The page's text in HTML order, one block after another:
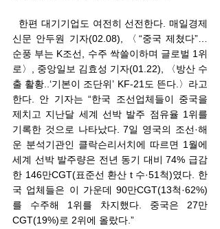
한편 대기기업도 여전히 선전한다. 매일경제
신문 안두원 기자(02.08), 〈“중국 제쳤다”…
순풍 부는 K조선, 수주 싹쓸이하며 글로벌 1위
로〉, 중앙일보 김효성 기자(01.22), 〈방산 수
출 활황..‘기본이 조단위’ KF-21도 뜬다.〉라고
한다. 안 기자는 “한국 조선업체들이 중국을
제치고 지난달 세계 선박 발주 점유율 1위를
기록한 것으로 나타났다. 7일 영국의 조선·해
운 분석기관인 클락슨리서치에 따르면 1월에
세계 선박 발주량은 전년 동기 대비 74% 급감
한 146만CGT(표준선 환산 t 수·51척)였다. 한
국 업체들은 이 가운데 90만CGT(13척·62%)
를 수주해 1위를 차지했다. 중국은 27만
CGT(19%)로 2위에 올랐다.”